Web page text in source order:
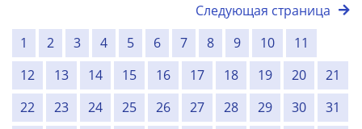
Следующая страница
1
2 3 4 5 6 7 8 9 10
11
12
13 14 15 16 17 18 19 20
21
22
23 24 25 26 27 28 29 30
31